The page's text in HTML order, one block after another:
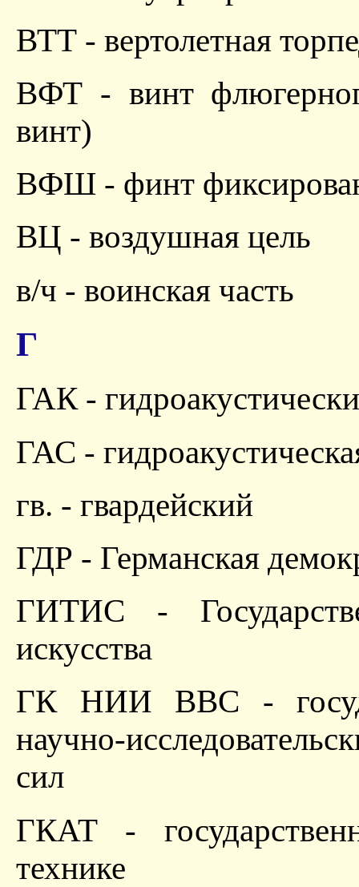
ВТТ - вертолетная
ВФТ - винт
винт)
ВФШ - финт
ВЦ - воздушная цель
в/ч - воинская часть
Г
ГАК -
ГАС -
гв. - гвардейский
ГДР - Германская
ГИТИС -
искусства
ГК НИИ ВВС -
научно-
сил
ГКАТ -
технике